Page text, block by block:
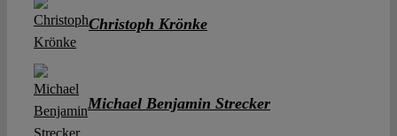
Christoph Krönke
Michael Benjamin Strecker